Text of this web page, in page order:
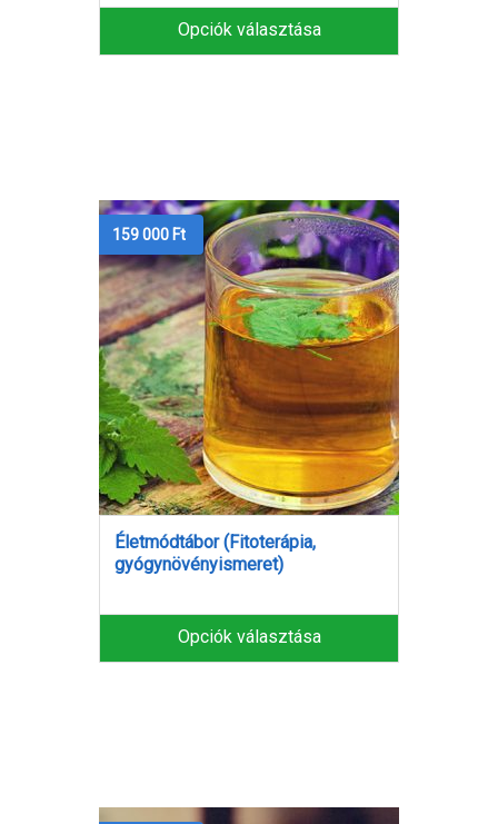
Opciók választása
159 000 Ft
Életmódtábor (Fitoterápia,
gyógynövényismeret)
Opciók választása